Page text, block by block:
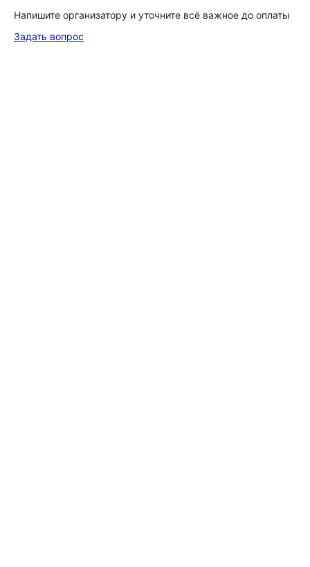
Напишите организатору и уточните всё важное до оплаты
Задать вопрос